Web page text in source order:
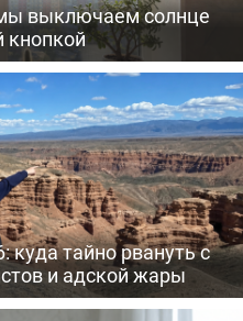
выключаем солнце
кнопкой
куда тайно рвануть с
и адской жары